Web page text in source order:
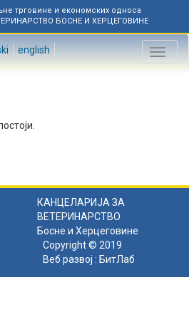
трговине и економских односа
БОСНЕ И ХЕРЦЕГОВИНЕ
english
Toggle
КАНЦЕЛАРИЈА ЗА
ВЕТЕРИНАРСТВО
Босне и Херцеговине
Copyright © 2019
Веб развој : БитЛаб